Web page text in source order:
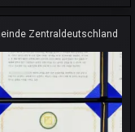
Zentraldeutschland